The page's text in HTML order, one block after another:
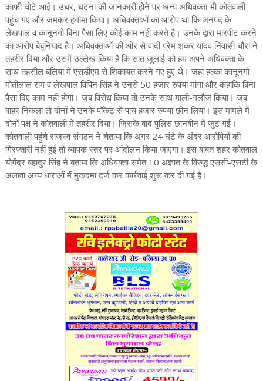
काफी चोटे आई। उधर, घटना की जानकारी होने पर अन्य अधिवक्ता भी कोतवाली
पहुंच गए और जमकर हंगामा किया। अधिवक्ताओं का आरोप था कि जनपद के
लेखपाल व कानूनगो बिना पैसा लिए कोई काम नहीं करते है। उनके द्वारा मारपीट करने
का आरोप बेबुनियाद है। अधिवक्ताओं की ओर से वादी प्रेम शंकर यादव निवासी चौरा ने
तहरीर दिया और उसमें उल्लेख किया है कि सात जुलाई को हम अपने अधिवक्ता के
साथ तहसील बलिया में एसडीएम से शिकायत करने गए हुए थे। जहां हल्का कानूनगो
मोतीलाल राम व लेखपाल विपिन सिंह ने उनसे 50 हजार रुपया मांगा और कहाकि बिना
पैसा दिए काम नहीं होगा। जब विरोध किया तो उनके साथ गाली-गलौज किया। जब
बाहर निकला तो दोनों ने उनके पॉकेट से पांच हजार रुपया छीन लिया। इस मामले में
दोनों पक्ष ने कोतवाली में तहरीर दिया। जिसके बाद पुलिस छानबीन में जुट गई।
कोतवाली पहुंचे राजस्व संगठन ने चेताया कि अगर 24 घंटे के अंदर आरोपियों की
गिरफ्तारी नहीं हुई तो व्यापक स्तर पर आंदोलन किया जाएगा। इस बाबत शहर कोतवाल
योगेंद्र बहादुर सिंह ने बताया कि अधिवक्ता समेत 10 अज्ञात के विरुद्ध एससी-एसटी के
अलावा अन्य धाराओं में मुकदमा दर्ज कर कार्रवाई शुरू कर दी गई है।